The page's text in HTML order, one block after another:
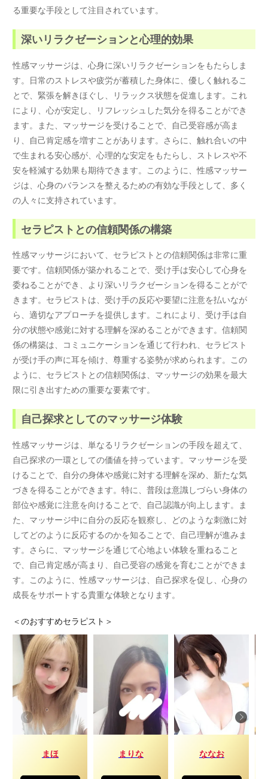
る重要な手段として注目されています。
深いリラクゼーションと心理的効果
性感マッサージは、心身に深いリラクゼーションをもたらしま
す。日常のストレスや疲労が蓄積した身体に、優しく触れるこ
とで、緊張を解きほぐし、リラックス状態を促進します。これ
により、心が安定し、リフレッシュした気分を得ることができ
ます。また、マッサージを受けることで、自己受容感が高ま
り、自己肯定感を増すことがあります。さらに、触れ合いの中
で生まれる安心感が、心理的な安定をもたらし、ストレスや不
安を軽減する効果も期待できます。このように、性感マッサー
ジは、心身のバランスを整えるための有効な手段として、多く
の人々に支持されています。
セラピストとの信頼関係の構築
性感マッサージにおいて、セラピストとの信頼関係は非常に重
要です。信頼関係が築かれることで、受け手は安心して心身を
委ねることができ、より深いリラクゼーションを得ることがで
きます。セラピストは、受け手の反応や要望に注意を払いなが
ら、適切なアプローチを提供します。これにより、受け手は自
分の状態や感覚に対する理解を深めることができます。信頼関
係の構築は、コミュニケーションを通じて行われ、セラピスト
が受け手の声に耳を傾け、尊重する姿勢が求められます。この
ように、セラピストとの信頼関係は、マッサージの効果を最大
限に引き出すための重要な要素です。
自己探求としてのマッサージ体験
性感マッサージは、単なるリラクゼーションの手段を超えて、
自己探求の一環としての価値を持っています。マッサージを受
けることで、自分の身体や感覚に対する理解を深め、新たな気
づきを得ることができます。特に、普段は意識しづらい身体の
部位や感覚に注意を向けることで、自己認識が向上します。ま
た、マッサージ中に自分の反応を観察し、どのような刺激に対
してどのように反応するのかを知ることで、自己理解が進みま
す。さらに、マッサージを通じて心地よい体験を重ねること
で、自己肯定感が高まり、自己受容の感覚を育むことができま
す。このように、性感マッサージは、自己探求を促し、心身の
成長をサポートする貴重な体験となります。
＜のおすすめセラピスト＞
まほ まりな ななお